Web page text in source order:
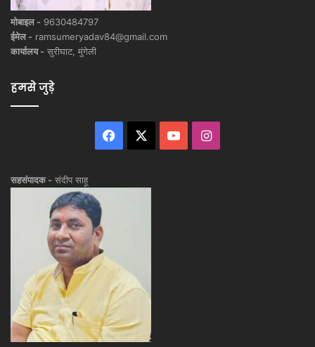
मोबाइल - 9630484797
ईमेल - ramsumeryadav84@gmail.com
कार्यालय - सुरीघाट, मुंगेली
हमसे जुड़े
Facebook YouTubeInstagram
सहसंपादक - संदीप साहू